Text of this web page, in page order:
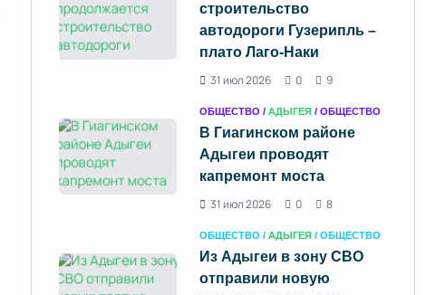
строительство
автодороги Гузерипль –
плато Лаго-Наки
31 июл 2026
0 9
ОБЩЕСТВО / АДЫГЕЯ / ОБЩЕСТВО
В Гиагинском районе
Адыгеи проводят
капремонт моста
31 июл 2026
0 8
ОБЩЕСТВО / АДЫГЕЯ / ОБЩЕСТВО
Из Адыгеи в зону СВО
отправили новую